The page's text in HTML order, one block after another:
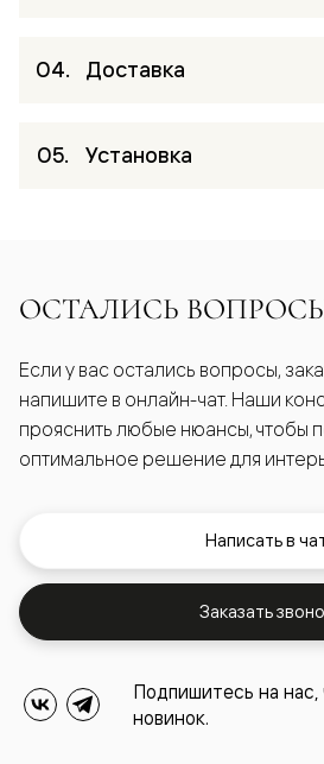
Доставка
Установка
ОСТАЛИСЬ
Если у вас остались вопросы,
напишите в онлайн-чат. Наши
прояснить любые нюансы, чтобы
оптимальное решение для
Написать в
Заказать
Подпишитесь на
новинок.